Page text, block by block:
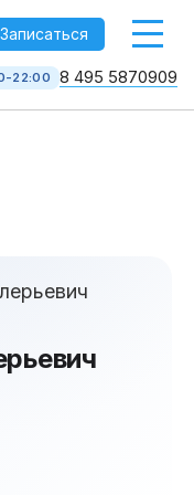
Записаться
22:00 8 495 5870909